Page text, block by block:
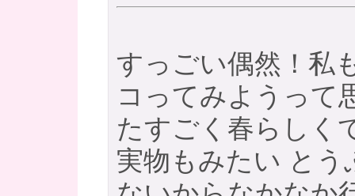
すっごい偶然！私
コってみようって
たすごく春らしく
実物もみたい とう